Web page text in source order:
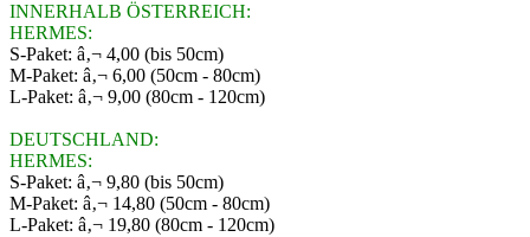
INNERHALB ÖSTERREICH:
HERMES:
S-Paket: â‚¬ 4,00 (bis 50cm)
M-Paket: â‚¬ 6,00 (50cm - 80cm)
L-Paket: â‚¬ 9,00 (80cm - 120cm)
DEUTSCHLAND:
HERMES:
S-Paket: â‚¬ 9,80 (bis 50cm)
M-Paket: â‚¬ 14,80 (50cm - 80cm)
L-Paket: â‚¬ 19,80 (80cm - 120cm)